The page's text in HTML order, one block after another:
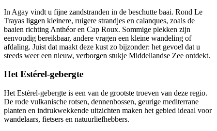
In Agay vindt u fijne zandstranden in de beschutte baai. Rond Le
Trayas liggen kleinere, ruigere strandjes en calanques, zoals de
baaien richting Anthéor en Cap Roux. Sommige plekken zijn
eenvoudig bereikbaar, andere vragen een kleine wandeling of
afdaling. Juist dat maakt deze kust zo bijzonder: het gevoel dat u
steeds weer een nieuw, verborgen stukje Middellandse Zee ontdekt.
Het Estérel-gebergte
Het Estérel-gebergte is een van de grootste troeven van deze regio.
De rode vulkanische rotsen, dennenbossen, geurige mediterrane
planten en indrukwekkende uitzichten maken het gebied ideaal voor
wandelaars, fietsers en natuurliefhebbers.